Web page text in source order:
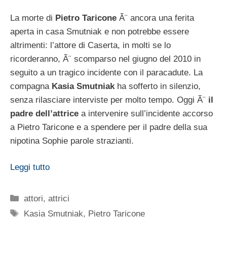
La morte di Pietro Taricone Ã¨ ancora una ferita
aperta in casa Smutniak e non potrebbe essere
altrimenti: l’attore di Caserta, in molti se lo
ricorderanno, Ã¨ scomparso nel giugno del 2010 in
seguito a un tragico incidente con il paracadute. La
compagna Kasia Smutniak ha sofferto in silenzio,
senza rilasciare interviste per molto tempo. Oggi Ã¨ il
padre dell’attrice a intervenire sull’incidente accorso
a Pietro Taricone e a spendere per il padre della sua
nipotina Sophie parole strazianti.
Leggi tutto
Categorie
attori,attrici
Tag
Kasia Smutniak, Pietro Taricone